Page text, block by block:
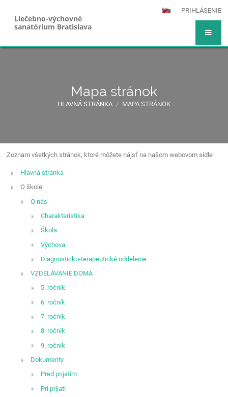
PRIHLÁSENIE
Liečebno-výchovné
sanatórium Bratislava
Mapa stránok
HLAVNÁ STRÁNKA / MAPA STRÁNOK
Mapa
stránok
Zoznam všetkých stránok, ktoré môžete nájsť na našom webovom sídle
Hlavná stránka
O škole
O nás
Charakteristika
Škola
Výchova
Diagnosticko-terapeutické oddelenie
VZDELÁVANIE DOMA
5. ročník
6. ročník
7. ročník
8. ročník
9. ročník
Dokumenty
Pred prijatím
Pri prijatí